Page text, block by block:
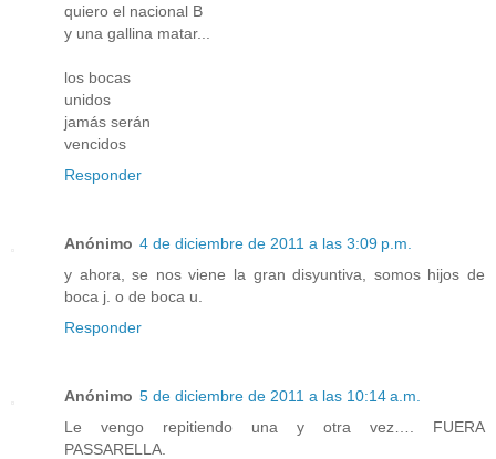
quiero el nacional B
y una gallina matar...
los bocas
unidos
jamás serán
vencidos
Responder
Anónimo 4 de diciembre de 2011 a las 3:09 p.m.
y ahora, se nos viene la gran disyuntiva, somos hijos de
boca j. o de boca u.
Responder
Anónimo 5 de diciembre de 2011 a las 10:14 a.m.
Le vengo repitiendo una y otra vez…. FUERA
PASSARELLA.